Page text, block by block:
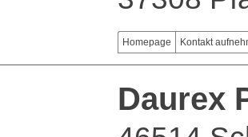
Homepage Kontakt
Daurex